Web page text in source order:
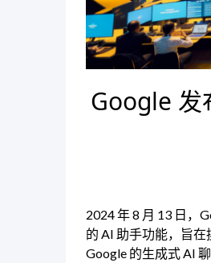
Google 发
2024 年 8 月 13 日，
的 AI 助手功能，旨在
Google 的生成式 AI